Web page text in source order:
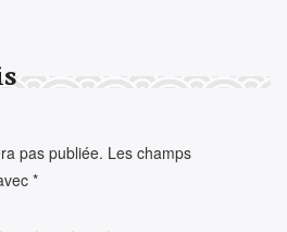
pas publiée. Les champs
*